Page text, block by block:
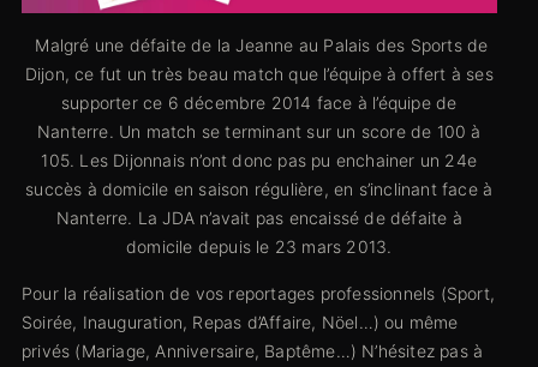
Malgré une défaite de la Jeanne au Palais des Sports de
Dijon, ce fut un très beau match que l’équipe à offert à ses
supporter ce 6 décembre 2014 face à l’équipe de
Nanterre. Un match se terminant sur un score de 100 à
105. Les Dijonnais n’ont donc pas pu enchainer un 24e
succès à domicile en saison régulière, en s’inclinant face à
Nanterre. La JDA n’avait pas encaissé de défaite à
domicile depuis le 23 mars 2013.
Pour la réalisation de vos reportages professionnels (Sport,
Soirée, Inauguration, Repas d’Affaire, Nöel…) ou même
privés (Mariage, Anniversaire, Baptême…) N’hésitez pas à